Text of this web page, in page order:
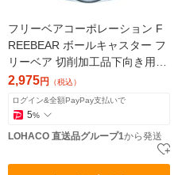
フリーベアコーポレーション F
REEBEAR ボールキャスター フ
リーベア 切削加工品下向き用
スチール製 Cー5D 1個 500-385
7（直送品）
2,975円 （税込）
ログイン&全額PayPay支払いで
5%
LOHACO 直送品グループ1から発送